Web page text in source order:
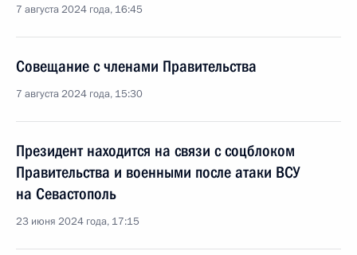
7 августа 2024 года, 16:45
Совещание с членами Правительства
7 августа 2024 года, 15:30
Президент находится на связи с соцблоком
Правительства и военными после атаки ВСУ
на Севастополь
23 июня 2024 года, 17:15